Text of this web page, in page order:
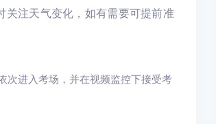
关注天气变化，如有需要可提前准
次进入考场，并在视频监控下接受考